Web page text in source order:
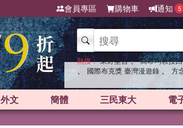
會員專區 購物車 通知 5
熱搜： 東野圭吾 、 高希均教授
、 國際布克獎 臺灣漫遊錄 、 方
外文 簡體 三民東大 電